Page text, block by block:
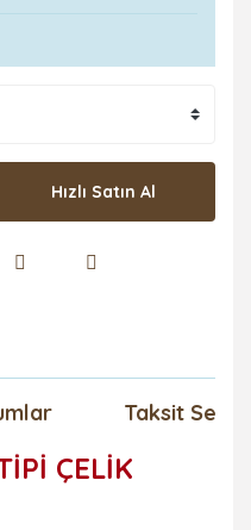
Hızlı Satın Al
Taksit
ÇELİK